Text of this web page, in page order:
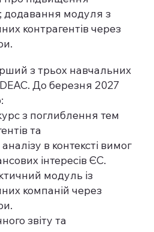
додавання модуля з
контрагентів через
з трьох навчальних
До березня 2027
з поглиблення тем
та
в контексті вимог
інтересів ЄС.
модуль із
компаній через
звіту та